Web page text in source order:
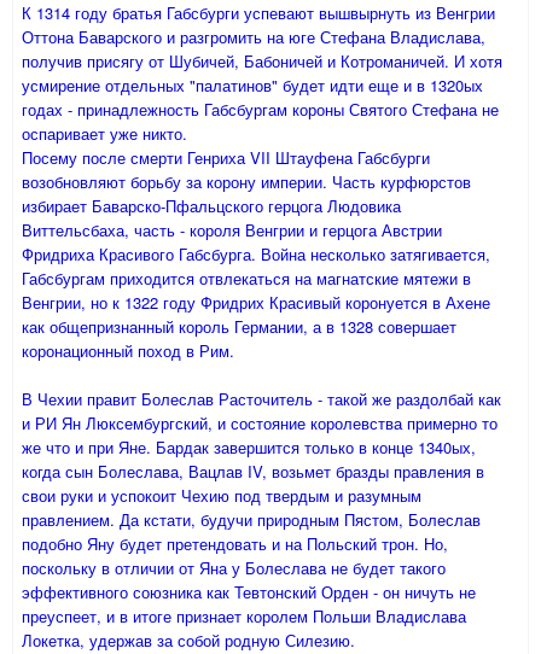
К 1314 году братья Габсбурги успевают вышвырнуть из Венгрии
Оттона Баварского и разгромить на юге Стефана Владислава,
получив присягу от Шубичей, Бабоничей и Котроманичей. И хотя
усмирение отдельных "палатинов" будет идти еще и в 1320ых
годах - принадлежность Габсбургам короны Святого Стефана не
оспаривает уже никто.
Посему после смерти Генриха VII Штауфена Габсбурги
возобновляют борьбу за корону империи. Часть курфюрстов
избирает Баварско-Пфальцского герцога Людовика
Виттельсбаха, часть - короля Венгрии и герцога Австрии
Фридриха Красивого Габсбурга. Война несколько затягивается,
Габсбургам приходится отвлекаться на магнатские мятежи в
Венгрии, но к 1322 году Фридрих Красивый коронуется в Ахене
как общепризнанный король Германии, а в 1328 совершает
коронационный поход в Рим.
В Чехии правит Болеслав Расточитель - такой же раздолбай как
и РИ Ян Люксембургский, и состояние королевства примерно то
же что и при Яне. Бардак завершится только в конце 1340ых,
когда сын Болеслава, Вацлав IV, возьмет бразды правления в
свои руки и успокоит Чехию под твердым и разумным
правлением. Да кстати, будучи природным Пястом, Болеслав
подобно Яну будет претендовать и на Польский трон. Но,
поскольку в отличии от Яна у Болеслава не будет такого
эффективного союзника как Тевтонский Орден - он ничуть не
преуспеет, и в итоге признает королем Польши Владислава
Локетка, удержав за собой родную Силезию.